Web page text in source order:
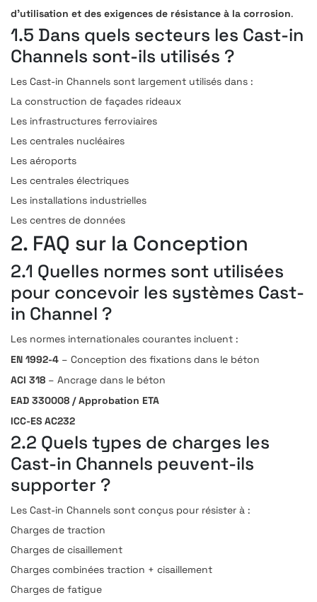
d’utilisation et des exigences de résistance à la corrosion.
1.5 Dans quels secteurs les Cast-in
Channels sont-ils utilisés ?
Les Cast-in Channels sont largement utilisés dans :
La construction de façades rideaux
Les infrastructures ferroviaires
Les centrales nucléaires
Les aéroports
Les centrales électriques
Les installations industrielles
Les centres de données
2. FAQ sur la Conception
2.1 Quelles normes sont utilisées
pour concevoir les systèmes Cast-
in Channel ?
Les normes internationales courantes incluent :
EN 1992-4 – Conception des fixations dans le béton
ACI 318 – Ancrage dans le béton
EAD 330008 / Approbation ETA
ICC-ES AC232
2.2 Quels types de charges les
Cast-in Channels peuvent-ils
supporter ?
Les Cast-in Channels sont conçus pour résister à :
Charges de traction
Charges de cisaillement
Charges combinées traction + cisaillement
Charges de fatigue